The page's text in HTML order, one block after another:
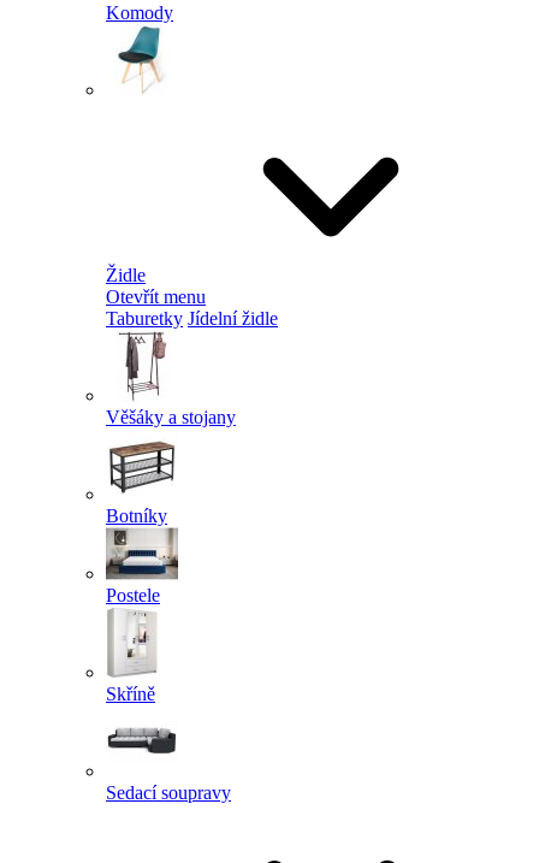
Komody
Židle
Otevřít menu
Taburetky Jídelní židle
Věšáky a stojany
Botníky
Postele
Skříně
Sedací soupravy